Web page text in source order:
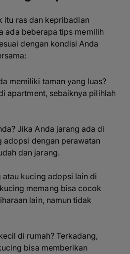
itu ras dan kepribadian
ada beberapa tips memilih
dengan kondisi Anda
memiliki taman yang luas?
apartment, sebaiknya pilihlah
Jika Anda jarang ada di
adopsi dengan perawatan
dan jarang.
atau kucing adopsi lain di
memang bisa cocok
lain, namun tidak
di rumah? Terkadang,
bisa memberikan